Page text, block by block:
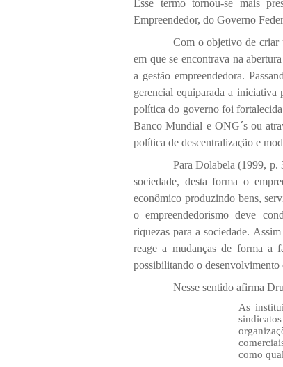
Esse termo tornou-se mais
Empreendedor, do Governo
Com o objetivo de criar
em que se encontrava na
a gestão empreendedora.
gerencial equiparada a iniciativa
política do governo foi
Banco Mundial e ONG´s ou
política de descentralização e
Para Dolabela (1999, p.
sociedade, desta forma o
econômico produzindo bens,
o empreendedorismo deve
riquezas para a sociedade.
reage a mudanças de forma a
possibilitando o desenvolvimento
Nesse sentido afirma
As
como